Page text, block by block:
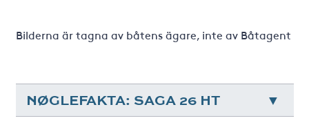
Bilderna är tagna av båtens ägare, inte av Båtagent
NØGLEFAKTA: SAGA 26 HT